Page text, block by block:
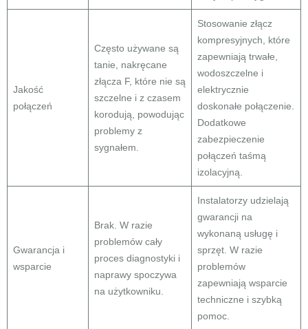
Jakość
połączeń
Często używane są
tanie, nakręcane
złącza F, które nie są
szczelne i z czasem
korodują, powodując
problemy z
sygnałem.
Stosowanie złącz
kompresyjnych, które
zapewniają trwałe,
wodoszczelne i
elektrycznie
doskonałe połączenie.
Dodatkowe
zabezpieczenie
połączeń taśmą
izolacyjną.
Gwarancja i
wsparcie
Brak. W razie
problemów cały
proces diagnostyki i
naprawy spoczywa
na użytkowniku.
Instalatorzy udzielają
gwarancji na
wykonaną usługę i
sprzęt. W razie
problemów
zapewniają wsparcie
techniczne i szybką
pomoc.